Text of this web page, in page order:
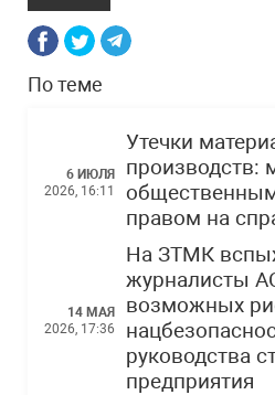
По теме
6 ИЮЛЯ
2026, 16:11
Утечки
производств:
правом на
14 МАЯ
2026, 17:36
На ЗТМК
журналисты
возможных
руководства
предприятия